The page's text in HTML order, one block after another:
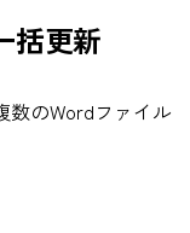
括更新
数のWordファイル